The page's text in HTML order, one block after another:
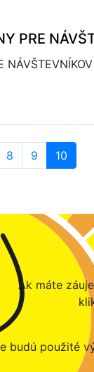
PRE
8 9 10
Ak máte
budú použité